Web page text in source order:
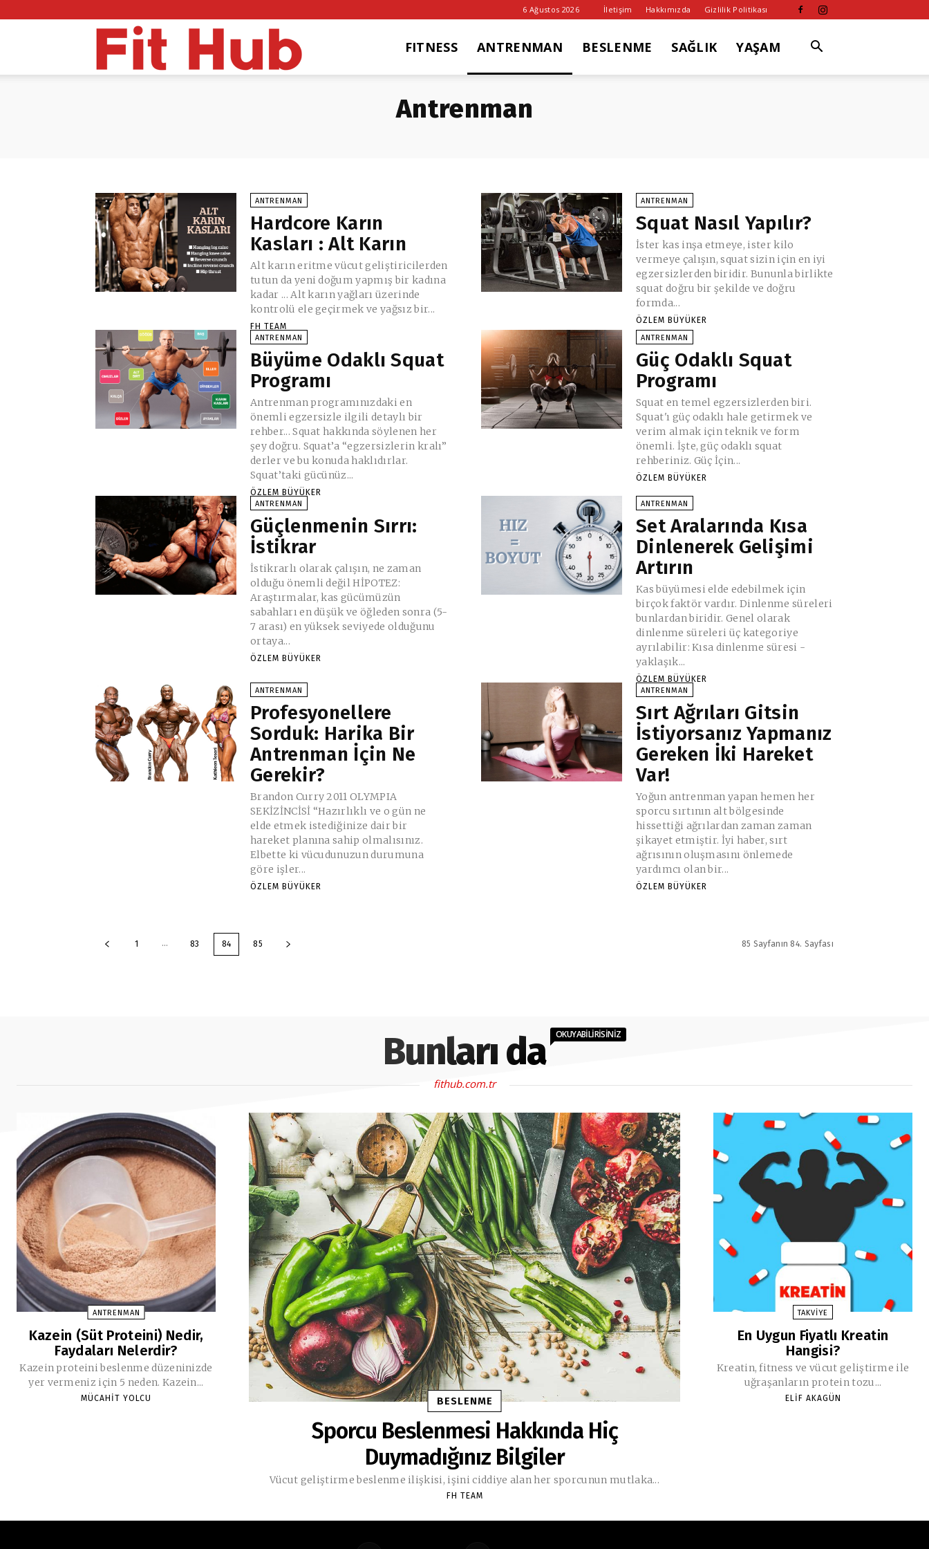
6 Ağustos 2026 İletişim Hakkımızda Gizlilik Politikası
FITNESS ANTRENMAN BESLENME SAĞLIK YAŞAM
Antrenman
ANTRENMAN
Hardcore Karın
Kasları : Alt Karın
Alt karın eritme vücut geliştiricilerden
tutun da yeni doğum yapmış bir kadına
kadar ... Alt karın yağları üzerinde
kontrolü ele geçirmek ve yağsız bir...
FH TEAM
ANTRENMAN
Squat Nasıl Yapılır?
İster kas inşa etmeye, ister kilo
vermeye çalışın, squat sizin için en iyi
egzersizlerden biridir. Bununla birlikte
squat doğru bir şekilde ve doğru
formda...
ÖZLEM BÜYÜKER
ANTRENMAN
Büyüme Odaklı Squat
Programı
Antrenman programınızdaki en
önemli egzersizle ilgili detaylı bir
rehber... Squat hakkında söylenen her
şey doğru. Squat’a “egzersizlerin kralı”
derler ve bu konuda haklıdırlar.
Squat’taki gücünüz...
ÖZLEM BÜYÜKER
ANTRENMAN
Güç Odaklı Squat
Programı
Squat en temel egzersizlerden biri.
Squat'ı güç odaklı hale getirmek ve
verim almak için teknik ve form
önemli. İşte, güç odaklı squat
rehberiniz. Güç İçin...
ÖZLEM BÜYÜKER
ANTRENMAN
Güçlenmenin Sırrı:
İstikrar
İstikrarlı olarak çalışın, ne zaman
olduğu önemli değil HİPOTEZ:
Araştırmalar, kas gücümüzün
sabahları en düşük ve öğleden sonra (5-
7 arası) en yüksek seviyede olduğunu
ortaya...
ÖZLEM BÜYÜKER
ANTRENMAN
Set Aralarında Kısa
Dinlenerek Gelişimi
Artırın
Kas büyümesi elde edebilmek için
birçok faktör vardır. Dinlenme süreleri
bunlardan biridir. Genel olarak
dinlenme süreleri üç kategoriye
ayrılabilir: Kısa dinlenme süresi -
yaklaşık...
ÖZLEM BÜYÜKER
ANTRENMAN
Profesyonellere
Sorduk: Harika Bir
Antrenman İçin Ne
Gerekir?
Brandon Curry 2011 OLYMPIA
SEKİZİNCİSİ “Hazırlıklı ve o gün ne
elde etmek istediğinize dair bir
hareket planına sahip olmalısınız.
Elbette ki vücudunuzun durumuna
göre işler...
ÖZLEM BÜYÜKER
ANTRENMAN
Sırt Ağrıları Gitsin
İstiyorsanız Yapmanız
Gereken İki Hareket
Var!
Yoğun antrenman yapan hemen her
sporcu sırtının alt bölgesinde
hissettiği ağrılardan zaman zaman
şikayet etmiştir. İyi haber, sırt
ağrısının oluşmasını önlemede
yardımcı olan bir...
ÖZLEM BÜYÜKER
1 ... 83 84 85 85 Sayfanın 84. Sayfası
Bunları da OKUYABİLİRİSİNİZ
fithub.com.tr
ANTRENMAN
Kazein (Süt Proteini) Nedir,
Faydaları Nelerdir?
Kazein proteini beslenme düzeninizde
yer vermeniz için 5 neden. Kazein...
MÜCAHIT YOLCU BESLENME
Sporcu Beslenmesi Hakkında Hiç
Duymadığınız Bilgiler
Vücut geliştirme beslenme ilişkisi, işini ciddiye alan her sporcunun mutlaka...
FH TEAM
TAKVIYE
En Uygun Fiyatlı Kreatin
Hangisi?
Kreatin, fitness ve vücut geliştirme ile
uğraşanların protein tozu...
ELIF AKAGÜN